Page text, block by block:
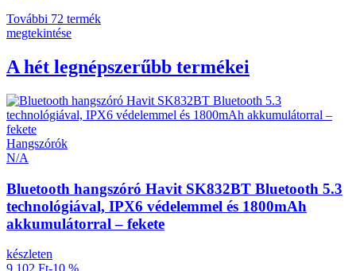
További 72 termék
megtekintése
A hét legnépszerűbb termékei
Hangszórók
N/A
Bluetooth hangszóró Havit SK832BT Bluetooth 5.3
technológiával, IPX6 védelemmel és 1800mAh
akkumulátorral – fekete
készleten